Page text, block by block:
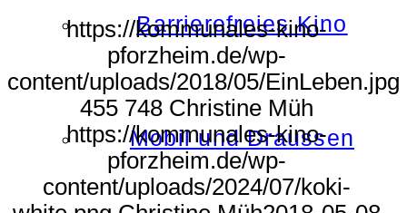
Barrierefreies Kino
Mobil und Draussen
https://kommunales-kino-
pforzheim.de/wp-
content/uploads/2018/05/EinLeben.jpg
455 748 Christine Müh
https://kommunales-kino-
pforzheim.de/wp-
content/uploads/2024/07/koki-